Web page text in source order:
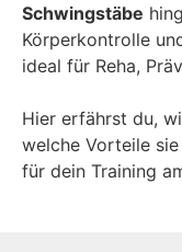
Schwingstäbe
Körperkontrolle
ideal für Reha,
Hier erfährst du,
welche Vorteile
für dein Training